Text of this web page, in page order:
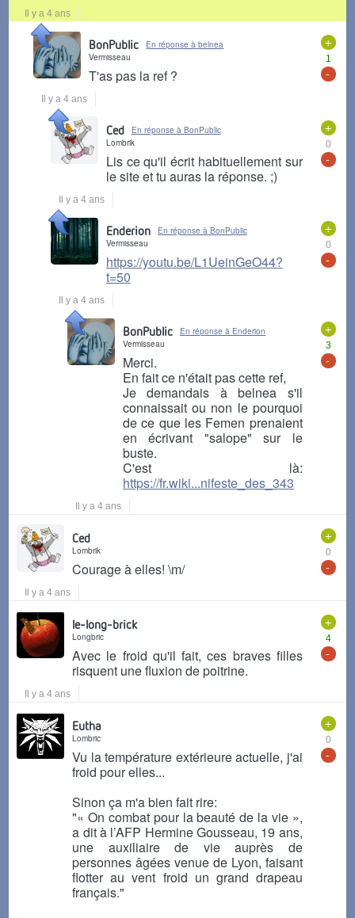
Il y a 4 ans
+
1
-
BonPublic
En réponse à belnea
Vermisseau
T'as pas la ref ?
Il y a 4 ans
+
0
-
Ced
En réponse à BonPublic
Lombrik
Lis ce qu'il écrit habituellement sur
le site et tu auras la réponse. ;)
Il y a 4 ans
+
0
-
Enderion
En réponse à BonPublic
Vermisseau
https://youtu.be/L1UeinGeO44?
t=50
Il y a 4 ans
+
3
-
BonPublic
En réponse à Enderion
Vermisseau
Merci.
En fait ce n'était pas cette ref,
Je demandais à belnea s'il
connaissait ou non le pourquoi
de ce que les Femen prenaient
en écrivant "salope" sur le
buste.
C'est là:
https://fr.wiki...nifeste_des_343
Il y a 4 ans
+
0
-
Ced
Lombrik
Courage à elles! \m/
Il y a 4 ans
+
4
-
le-long-brick
Longbric
Avec le froid qu'il fait, ces braves filles
risquent une fluxion de poitrine.
Il y a 4 ans
+
0
-
Eutha
Lombric
Vu la température extérieure actuelle, j'ai
froid pour elles...
Sinon ça m'a bien fait rire:
"« On combat pour la beauté de la vie »,
a dit à l’AFP Hermine Gousseau, 19 ans,
une auxiliaire de vie auprès de
personnes âgées venue de Lyon, faisant
flotter au vent froid un grand drapeau
français."